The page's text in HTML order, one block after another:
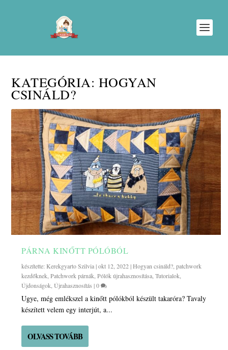
KATEGÓRIA: HOGYAN
CSINÁLD?
PÁRNA KINŐTT PÓLÓBÓL
készítette:Kerekgyarto Szilvia|okt 12, 2022|Hogyan csináld? ,patchwork
kezdőknek ,Patchwork párnák ,Pólók újrahasznosítása ,Tutorialok
Újdonságok ,Újrahasznosítás |0
Ugye, még emlékszel a kinőtt pólókból készült takaróra? Tavaly
készített velem egy interjút, a...
OLVASS TOVÁBB